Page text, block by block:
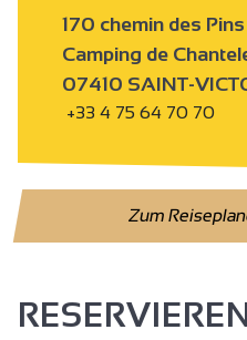
170 chemin des Pins
Camping de
07410 SAINT-
+33 4 75 64 70 70
Zum